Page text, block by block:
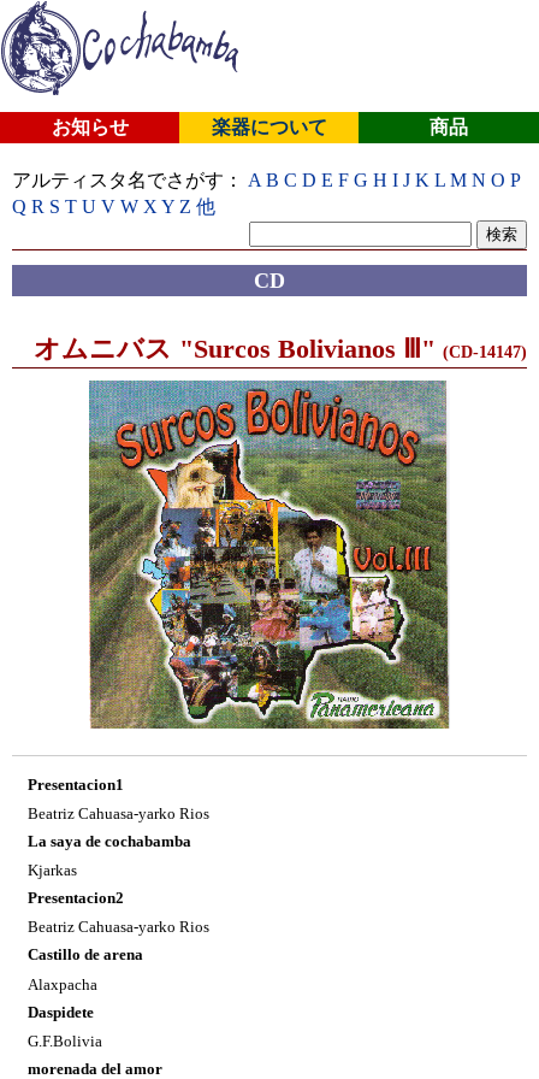
お知らせ 楽器について 商品
アルティスタ名でさがす： A B C D E F G H I J K L M N O P
Q R S T U V W X Y Z 他
CD
オムニバス "Surcos Bolivianos Ⅲ" (CD-14147)
Presentacion1
Beatriz Cahuasa-yarko Rios
La saya de cochabamba
Kjarkas
Presentacion2
Beatriz Cahuasa-yarko Rios
Castillo de arena
Alaxpacha
Daspidete
G.F.Bolivia
morenada del amor